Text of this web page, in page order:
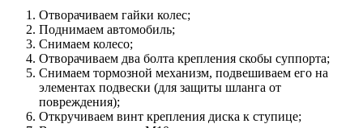
Отворачиваем гайки колес;
Поднимаем автомобиль;
Снимаем колесо;
Отворачиваем два болта крепления скобы суппорта;
Снимаем тормозной механизм, подвешиваем его на
элементах подвески (для защиты шланга от
повреждения);
Откручиваем винт крепления диска к ступице;